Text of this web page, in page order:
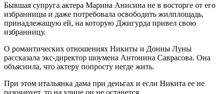
Бывшая супруга актера Марина Анисина не в восторге от его
избранницы и даже потребовала освободить жилплощадь,
принадлежащую ей, на которую Джигурда привел свою
избранницу.
О романтических отношениях Никиты и Донны Луны
рассказала экс-директор шоумена Антонина Саврасова. Она
объяснила, что актеру попросту негде жить.
При этом итальянка дама при деньгах и если Никита ее не
разочарует, то на улице он не останется.